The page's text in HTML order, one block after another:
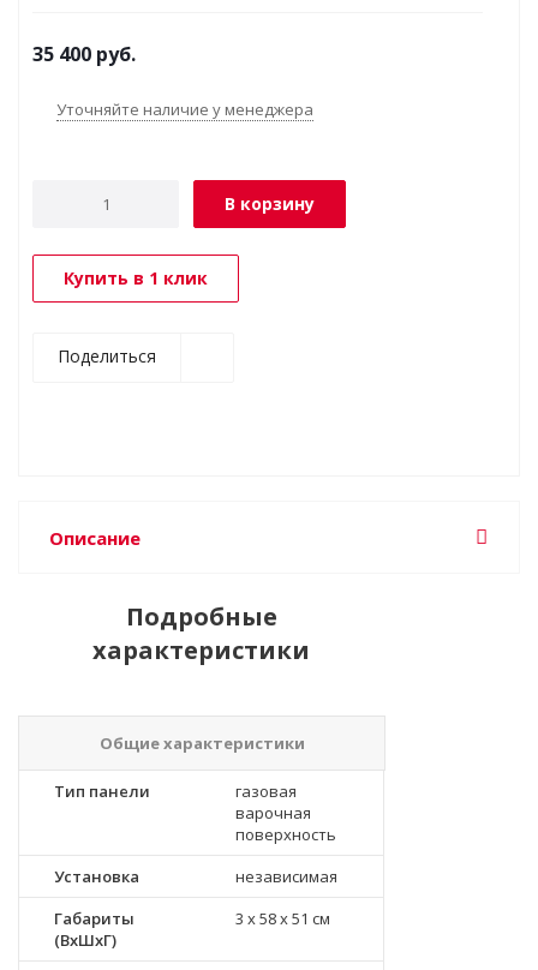
35 400 руб.
Уточняйте наличие у менеджера
В корзину
Купить в 1 клик
Поделиться
Описание
Подробные
характеристики
Общие характеристики
Тип панели
газовая
варочная
поверхность
Установка
независимая
Габариты
(ВхШхГ)
3 x 58 x 51 см